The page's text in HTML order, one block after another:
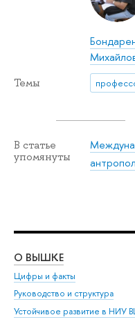
Темы
В статье
упомянуты
О ВЫШКЕ
Цифры и факты
Руководство и структура
Устойчивое развитие в НИУ